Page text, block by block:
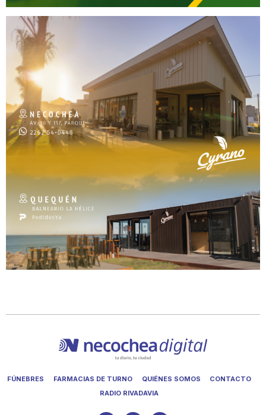
FÚNEBRES FARMACIAS DE TURNO QUIÉNES SOMOS
CONTACTO
RADIO RIVADAVIA